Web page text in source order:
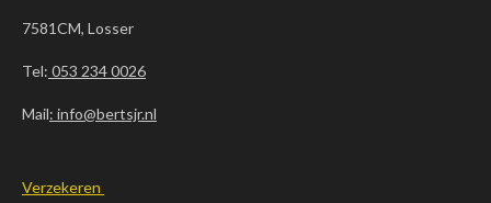
7581CM, Losser
Tel: 053 234 0026
Mail: info@bertsjr.nl
Verzekeren